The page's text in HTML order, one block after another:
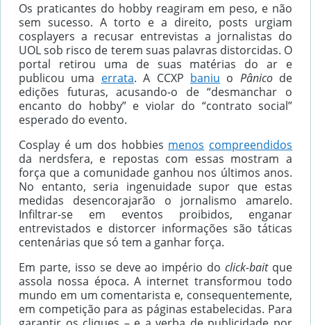
Os praticantes do hobby reagiram em peso, e não
sem sucesso. A torto e a direito, posts urgiam
cosplayers a recusar entrevistas a jornalistas do
UOL sob risco de terem suas palavras distorcidas. O
portal retirou uma de suas matérias do ar e
publicou uma errata. A CCXP baniu o Pânico de
edições futuras, acusando-o de “desmanchar o
encanto do hobby” e violar do “contrato social”
esperado do evento.
Cosplay é um dos hobbies menos compreendidos
da nerdsfera, e repostas com essas mostram a
força que a comunidade ganhou nos últimos anos.
No entanto, seria ingenuidade supor que estas
medidas desencorajarão o jornalismo amarelo.
Infiltrar-se em eventos proibidos, enganar
entrevistados e distorcer informações são táticas
centenárias que só tem a ganhar força.
Em parte, isso se deve ao império doclick-bait que
assola nossa época. A internet transformou todo
mundo em um comentarista e, consequentemente,
em competição para as páginas estabelecidas. Para